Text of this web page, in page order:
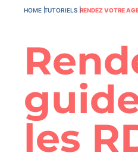
HOME TUTORIELS RENDEZ VOTRE
les